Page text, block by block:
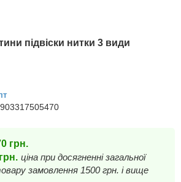
підвіски нитки 3 види
грн.
грн. ціна при досягненні загальної
замовлення 1500 грн. і вище